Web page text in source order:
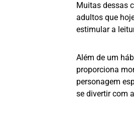
Muitas dessas
adultos que
estimular a
Além de um
proporciona
personagem
se divertir com